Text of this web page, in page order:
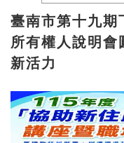
臺南市第十九期
所有權人說明
新活力